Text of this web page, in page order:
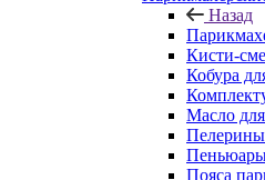
Назад
Кисти-
Кобура
Масло
Пелерины
Пояса